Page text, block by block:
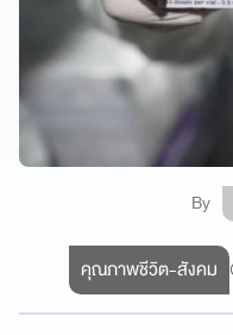
By
คุณภาพชีวิต-สังคม